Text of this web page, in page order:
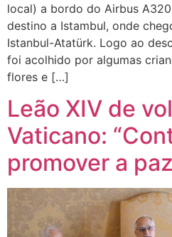
local) a bordo do Airbus
destino a Istambul, onde
Istanbul-Atatürk. Logo ao
foi acolhido por algumas
flores e […]
Leão XIV de
Vaticano:
promover a